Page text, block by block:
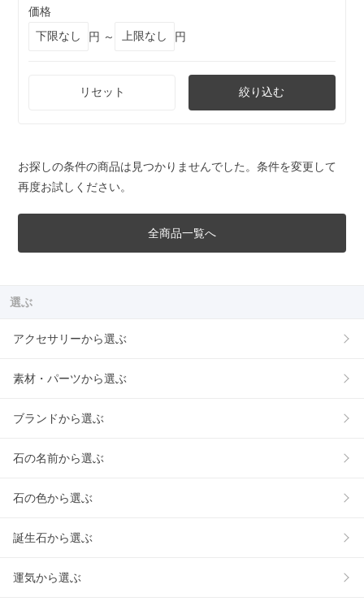
価格
円 ～
円
リセット 絞り込む
お探しの条件の商品は見つかりませんでした。条件を変更して
再度お試しください。
全商品一覧へ
選ぶ
アクセサリーから選ぶ
素材・パーツから選ぶ
ブランドから選ぶ
石の名前から選ぶ
石の色から選ぶ
誕生石から選ぶ
運気から選ぶ